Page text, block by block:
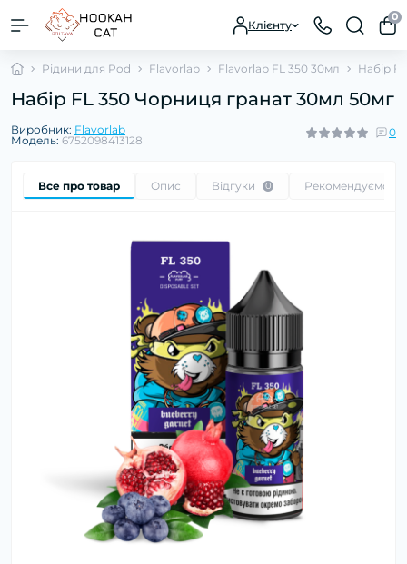
Клієнту
0
Рідини для Pod Flavorlab Flavorlab FL 350 30мл Набір
Набір FL 350 Чорниця гранат 30мл 50мг
Виробник: Flavorlab
Модель: 6752098413128
0
Все про товар Опис Відгуки 0 Рекомендуємо